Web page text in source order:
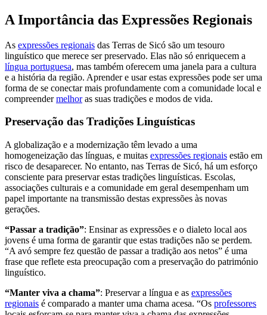
A Importância das Expressões Regionais
As expressões regionais das Terras de Sicó são um tesouro
linguístico que merece ser preservado. Elas não só enriquecem a
língua portuguesa, mas também oferecem uma janela para a cultura
e a história da região. Aprender e usar estas expressões pode ser uma
forma de se conectar mais profundamente com a comunidade local e
compreendermelhoras suas tradições e modos de vida.
Preservação das Tradições Linguísticas
A globalização e a modernização têm levado a uma
homogeneização das línguas, e muitas expressões regionais estão em
risco de desaparecer. No entanto, nas Terras de Sicó, há um esforço
consciente para preservar estas tradições linguísticas. Escolas,
associações culturais e a comunidade em geral desempenham um
papel importante na transmissão destas expressões às novas
gerações.
“Passar a tradição”: Ensinar as expressões e o dialeto local aos
jovens é uma forma de garantir que estas tradições não se perdem.
“A avó sempre fez questão de passar a tradição aos netos” é uma
frase que reflete esta preocupação com a preservação do património
linguístico.
“Manter viva a chama”: Preservar a língua e as expressões
regionais é comparado a manter uma chama acesa. “Os professores